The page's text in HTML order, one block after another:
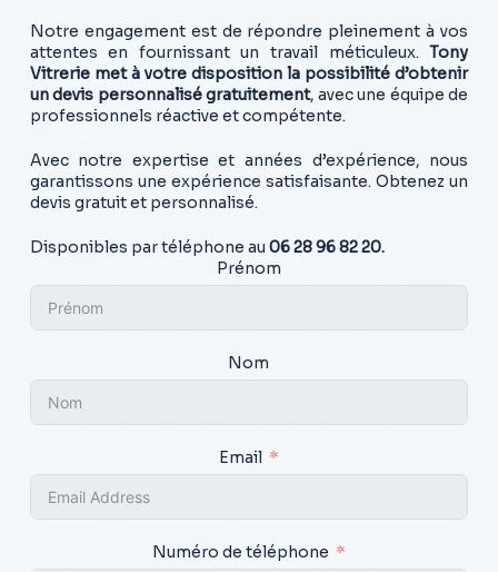
Notre engagement est de répondre pleinement à vos
attentes en fournissant un travail méticuleux.Tony
Vitrerie met à votre disposition la possibilité d’obtenir
un devis personnalisé gratuitement, avec une équipe de
professionnels réactive et compétente.
Avec notre expertise et années d’expérience, nous
garantissons une expérience satisfaisante. Obtenez un
devis gratuit et personnalisé.
Disponibles par téléphone au 06 28 96 82 20.
Prénom
Nom
Email
Numéro de téléphone